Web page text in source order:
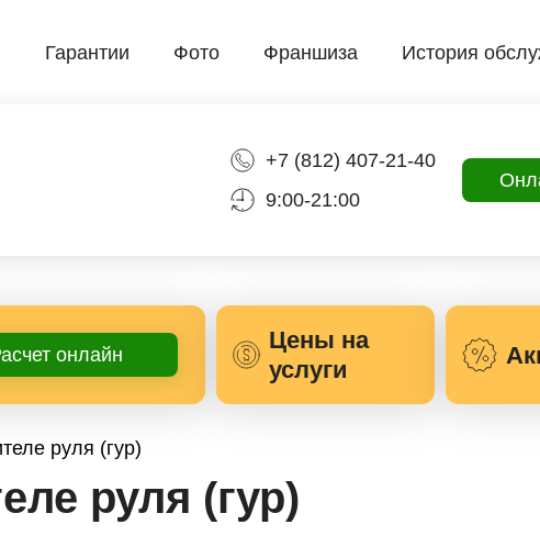
Гарантии Фото Франшиза История
+7 (812) 407-21-40
9:00-21:00
онлайн
Цены на
услуги
руля (гур)
руля (гур)